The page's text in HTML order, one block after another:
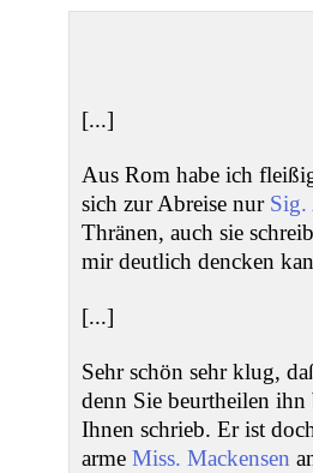
[...]
Aus Rom habe ich
sich zur Abreise nur Sig.
Thränen, auch sie
mir deutlich dencken
[...]
Sehr schön sehr klug,
denn Sie beurtheilen
Ihnen schrieb. Er ist
arme Miss. Mackensen